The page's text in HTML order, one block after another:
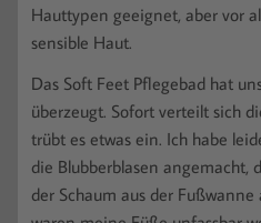
Hauttypen geeignet, aber vor
sensible Haut.
Das Soft Feet Pflegebad hat
überzeugt. Sofort verteilt sich
trübt es etwas ein. Ich habe
die Blubberblasen angemacht,
der Schaum aus der